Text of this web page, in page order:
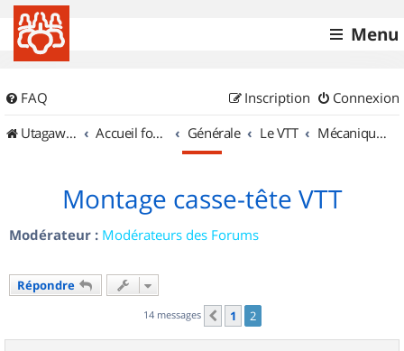
Menu
FAQ Connexion
Inscription
UtagawaVTT (Randos VTT et VTTAE avec traces GPS)
Accueil forum Générale Le VTT Mécanique et Entretiens
Montage casse-tête VTT
Modérateur : Modérateurs des Forums
Répondre
14 messages Précédent
1 2